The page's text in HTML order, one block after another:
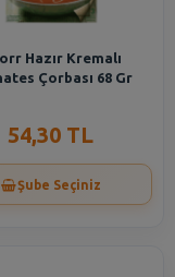
Hazır Kremalı
Çorbası 68 Gr
54,30 TL
Şube Seçiniz